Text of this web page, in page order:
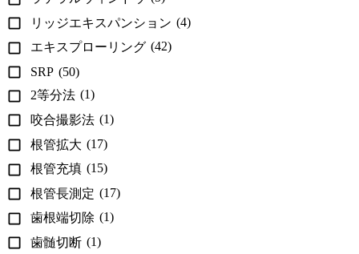
リッジエキスパンション (4)
エキスプローリング (42)
SRP (50)
2等分法 (1)
咬合撮影法 (1)
根管拡大 (17)
根管充填 (15)
根管長測定 (17)
歯根端切除 (1)
歯髄切断 (1)